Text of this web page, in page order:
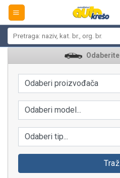
Skip
content
Odaberi proizvođača
Odaberi model...
Odaberi tip...